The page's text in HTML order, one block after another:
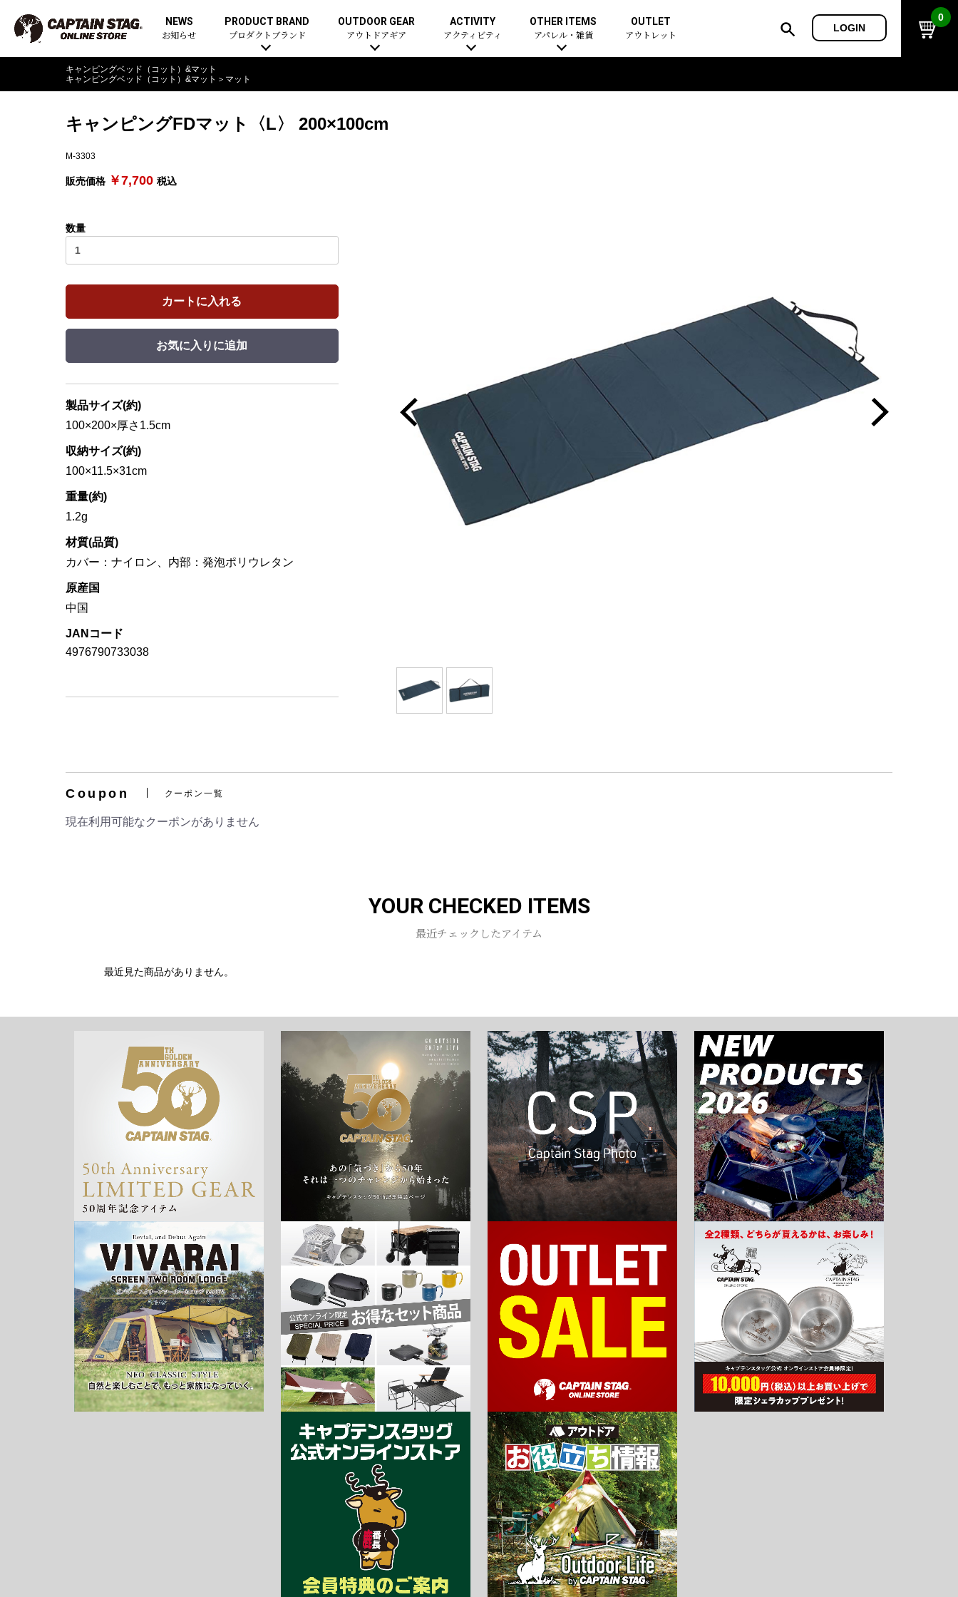
NEWS
お知らせ
PRODUCT BRAND
プロダクトブランド
OUTDOOR GEAR
アウトドアギア
ACTIVITY
アクティビティ
OTHER ITEMS
アパレル・雑貨
OUTLET
アウトレット
LOGIN
0
キャンピングベッド（コット）&マット
キャンピングベッド（コット）&マット ＞ マット
キャンピングFDマット〈L〉 200×100cm
M-3303
販売価格 ￥7,700 税込
数量
カートに入れる
お気に入りに追加
製品サイズ(約)
100×200×厚さ1.5cm
収納サイズ(約)
100×11.5×31cm
重量(約)
1.2g
材質(品質)
カバー：ナイロン、内部：発泡ポリウレタン
原産国
中国
JANコード
4976790733038
Coupon クーポン一覧
現在利用可能なクーポンがありません
YOUR CHECKED ITEMS
最近チェックしたアイテム
最近見た商品がありません。